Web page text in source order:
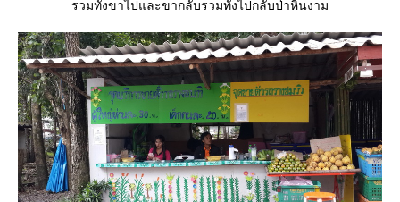
รวมทั้งขาไปและขากลับรวมทั้งไปกลับป่าหินงาม